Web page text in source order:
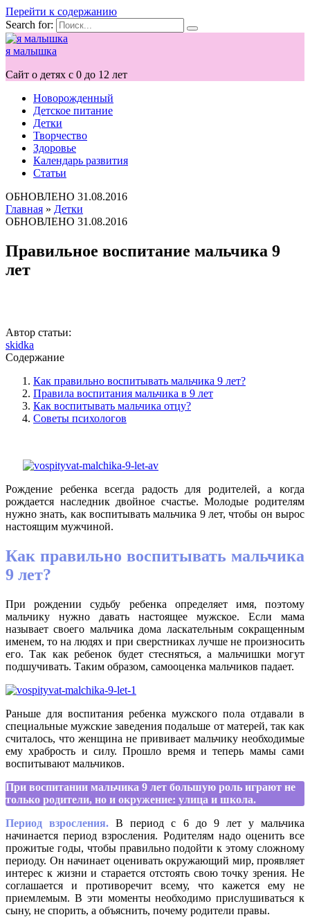
Перейти к содержанию
Search for:
я малышка
Сайт о детях с 0 до 12 лет
Новорожденный
Детское питание
Детки
Творчество
Здоровье
Календарь развития
Статьи
ОБНОВЛЕНО 31.08.2016
Главная » Детки
ОБНОВЛЕНО 31.08.2016
Правильное воспитание мальчика 9
лет
Автор статьи:
skidka
Содержание
Как правильно воспитывать мальчика 9 лет?
Правила воспитания мальчика в 9 лет
Как воспитывать мальчика отцу?
Советы психологов
Рождение ребенка всегда радость для родителей, а когда
рождается наследник двойное счастье. Молодые родителям
нужно знать, как воспитывать мальчика 9 лет, чтобы он вырос
настоящим мужчиной.
Как правильно воспитывать мальчика
9 лет?
При рождении судьбу ребенка определяет имя, поэтому
мальчику нужно давать настоящее мужское. Если мама
называет своего мальчика дома ласкательным сокращенным
именем, то на людях и при сверстниках лучше не произносить
его. Так как ребенок будет стесняться, а мальчишки могут
подшучивать. Таким образом, самооценка мальчиков падает.
Раньше для воспитания ребенка мужского пола отдавали в
специальные мужские заведения подальше от матерей, так как
считалось, что женщина не прививает мальчику необходимые
ему храбрость и силу. Прошло время и теперь мамы сами
воспитывают мальчиков.
При воспитании мальчика 9 лет большую роль играют не
только родители, но и окружение: улица и школа.
Период взросления. В период с 6 до 9 лет у мальчика
начинается период взросления. Родителям надо оценить все
прожитые годы, чтобы правильно подойти к этому сложному
периоду. Он начинает оценивать окружающий мир, проявляет
интерес к жизни и старается отстоять свою точку зрения. Не
соглашается и противоречит всему, что кажется ему не
приемлемым. В эти моменты необходимо прислушиваться к
сыну, не спорить, а объяснить, почему родители правы.